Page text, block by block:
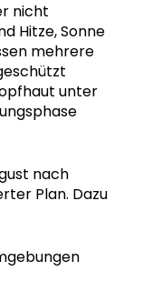
nicht
Hitze, Sonne
mehrere
unter
nach
Plan. Dazu